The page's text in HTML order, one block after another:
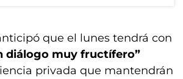
que el lunes tendrá con
diálogo muy fructífero”
privada que mantendrán